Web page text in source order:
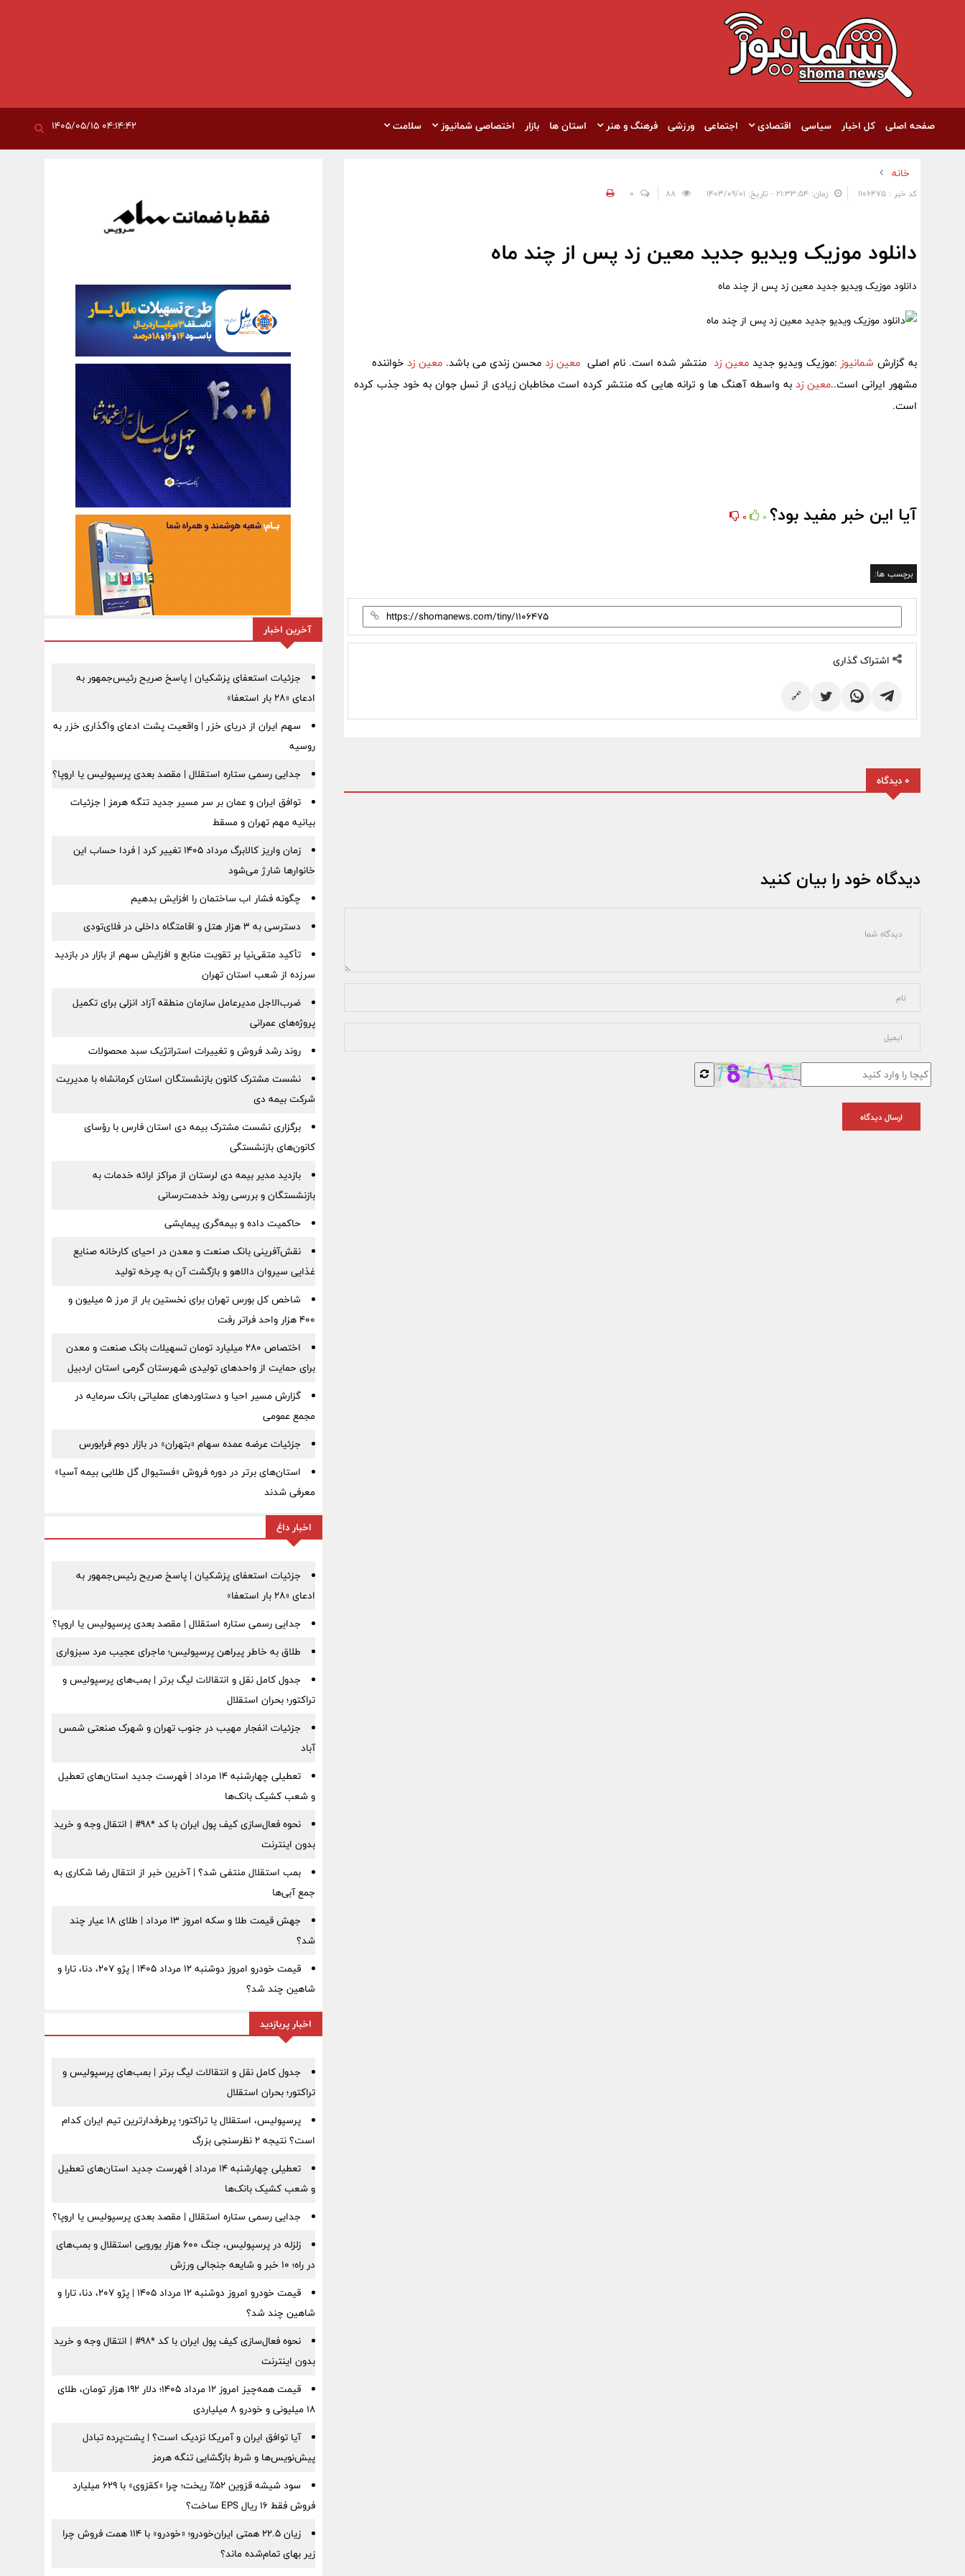
صفحه اصلی کل اخبار سیاسی اقتصادی اجتماعی ورزشی فرهنگ و هنر استان ها بازار اختصاصی شمانیوز سلامت
خانه
کد خبر : 1106475 زمان: ۲۱:۳۳:۵۴ - تاریخ: ۱۴۰۳/۰۹/۰۱ 0
دانلود موزیک ویدیو جدید معین زد پس از چند ماه
دانلود موزیک ویدیو جدید معین زد پس از چند ماه
به گزارش شمانیوز :موزیک ویدیو جدید معین زد منتشر شده است. نام اصلی معین زد محسن زندی می باشد. معین زد خواننده
مشهور ایرانی است..معین زد به واسطه آهنگ ها و ترانه هایی که منتشر کرده است مخاطبان زیادی از نسل جوان به خود جذب کرده
است.
آیا این خبر مفید بود؟ 0
0
برچسب ها:
اشتراک گذاری
🔗
0 دیدگاه
دیدگاه خود را بیان کنید
ارسال دیدگاه
آخرین اخبار
جزئیات استعفای پزشکیان | پاسخ صریح رئیس‌جمهور به
ادعای «۲۸ بار استعفا»
سهم ایران از دریای خزر | واقعیت پشت ادعای واگذاری خزر به
روسیه
جدایی رسمی ستاره استقلال | مقصد بعدی پرسپولیس یا اروپا؟
توافق ایران و عمان بر سر مسیر جدید تنگه هرمز | جزئیات
بیانیه مهم تهران و مسقط
زمان واریز کالابرگ مرداد ۱۴۰۵ تغییر کرد | فردا حساب این
خانوارها شارژ می‌شود
چگونه فشار اب ساختمان را افزایش بدهیم
دسترسی به ۳ هزار هتل و اقامتگاه داخلی در فلای‌تودی
تأکید متقی‌نیا بر تقویت منابع و افزایش سهم از بازار در بازدید
سرزده از شعب استان تهران
ضرب‌الاجل مدیرعامل سازمان منطقه آزاد انزلی برای تكمیل
پروژه‌های عمرانی
روند رشد فروش و تغییرات استراتژیک سبد محصولات
نشست مشترک کانون بازنشستگان استان کرمانشاه با مدیریت
شرکت بیمه دی
برگزاری نشست مشترک بیمه دی استان فارس با رؤسای
کانون‌های بازنشستگی
بازدید مدیر بیمه دی لرستان از مراکز ارائه خدمات به
بازنشستگان و بررسی روند خدمت‌رسانی
حاکمیت داده و بیمه‌گری پیمایشی
نقش‌آفرینی بانک صنعت و معدن در احیای کارخانه صنایع
غذایی سیروان دالاهو و بازگشت آن به چرخه تولید
شاخص کل بورس تهران برای نخستین بار از مرز ۵ میلیون و
۴۰۰ هزار واحد فراتر رفت
اختصاص ۲۸۰ میلیارد تومان تسهیلات بانک صنعت و معدن
برای حمایت از واحدهای تولیدی شهرستان گرمی استان اردبیل
گزارش مسیر احیا و دستاوردهای عملیاتی بانک سرمایه در
مجمع عمومی
جزئیات عرضه عمده سهام «بتهران» در بازار دوم فرابورس
استان‌های برتر در دوره فروش «فستیوال گل طلایی بیمه آسیا»
معرفی شدند
اخبار داغ
جزئیات استعفای پزشکیان | پاسخ صریح رئیس‌جمهور به
ادعای «۲۸ بار استعفا»
جدایی رسمی ستاره استقلال | مقصد بعدی پرسپولیس یا اروپا؟
طلاق به خاطر پیراهن پرسپولیس؛ ماجرای عجیب مرد سبزواری
جدول کامل نقل و انتقالات لیگ برتر | بمب‌های پرسپولیس و
تراکتور؛ بحران استقلال
جزئیات انفجار مهیب در جنوب تهران و شهرک صنعتی شمس
آباد
تعطیلی چهارشنبه ۱۴ مرداد | فهرست جدید استان‌های تعطیل
و شعب کشیک بانک‌ها
نحوه فعال‌سازی کیف پول ایران با کد *98# | انتقال وجه و خرید
بدون اینترنت
بمب استقلال منتفی شد؟ | آخرین خبر از انتقال رضا شکاری به
جمع آبی‌ها
جهش قیمت طلا و سکه امروز ۱۳ مرداد | طلای ۱۸ عیار چند
شد؟
قیمت خودرو امروز دوشنبه ۱۲ مرداد ۱۴۰۵ | پژو ۲۰۷، دنا، تارا و
شاهین چند شد؟
اخبار پربازدید
جدول کامل نقل و انتقالات لیگ برتر | بمب‌های پرسپولیس و
تراکتور؛ بحران استقلال
پرسپولیس، استقلال یا تراکتور؛ پرطرفدارترین تیم ایران کدام
است؟ نتیجه ۲ نظرسنجی بزرگ
تعطیلی چهارشنبه ۱۴ مرداد | فهرست جدید استان‌های تعطیل
و شعب کشیک بانک‌ها
جدایی رسمی ستاره استقلال | مقصد بعدی پرسپولیس یا اروپا؟
زلزله در پرسپولیس، جنگ ۶۰۰ هزار یورویی استقلال و بمب‌های
در راه؛ ۱۰ خبر و شایعه جنجالی ورزش
قیمت خودرو امروز دوشنبه ۱۲ مرداد ۱۴۰۵ | پژو ۲۰۷، دنا، تارا و
شاهین چند شد؟
نحوه فعال‌سازی کیف پول ایران با کد *98# | انتقال وجه و خرید
بدون اینترنت
قیمت همه‌چیز امروز ۱۲ مرداد ۱۴۰۵؛ دلار ۱۹۲ هزار تومان، طلای
۱۸ میلیونی و خودرو ۸ میلیاردی
آیا توافق ایران و آمریکا نزدیک است؟ | پشت‌پرده تبادل
پیش‌نویس‌ها و شرط بازگشایی تنگه هرمز
سود شیشه قزوین ۵۲٪ ریخت؛ چرا «کقزوی» با ۶۲۹ میلیارد
فروش فقط ۱۶ ریال EPS ساخت؟
زیان ۲۲.۵ همتی ایران‌خودرو؛ «خودرو» با ۱۱۴ همت فروش چرا
زیر بهای تمام‌شده ماند؟